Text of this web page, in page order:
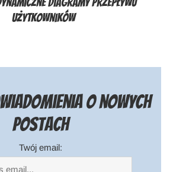
użytkowników
o nowych
postach
Twój email: